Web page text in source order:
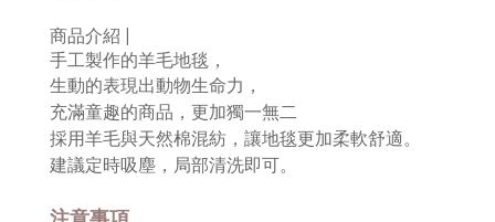
商品介紹 |
手工製作的羊毛地毯，
生動的表現出動物生命力，
充滿童趣的商品， 更加獨一無二
採用羊毛與天然棉混紡，讓地毯更加柔軟舒適。
建議定時吸塵，局部清洗即可。